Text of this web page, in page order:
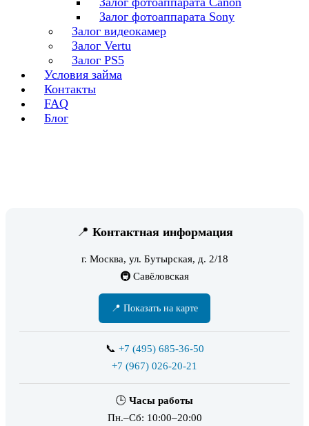
Залог фотоаппарата Sony
Залог видеокамер
Залог Vertu
Залог PS5
Условия займа
Контакты
FAQ
Блог
📍 Контактная информация
г. Москва, ул. Бутырская, д. 2/18
🚇 Савёловская
📍 Показать на карте
📞 +7 (495) 685-36-50
+7 (967) 026-20-21
🕒 Часы работы
Пн.–Сб: 10:00–20:00